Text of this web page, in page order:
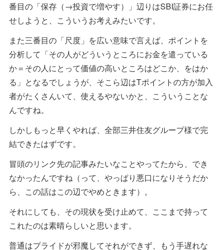
番目の「保存（→投資で増やす）」辺りはSBI証券にお任
せしようと、こういうお考えみたいです。
また三番目の「尺度」を広い意味で言えば、ポイントを
分析して「その人がどういうところにお金を遣っている
か＝その人にとって価値の高いところはどこか、をはか
る」となるでしょうが、そこら辺はTポイントの方が加入
者がたくさんいて、使えるやないかと、こういうことな
んですね。
しかしもっと早くやれば、全部三井住友グループ様で完
結できたはずです。
冒頭のリンク先の記事みたいなことやってたから、でき
なかったんですね（って、やっぱり悪口になりそうだか
ら、この話はこの辺でやめときます）。
それにしても、その現状を受け止めて、ここまで持って
これたのは素晴らしいと思います。
普通はプライドが邪魔してそれができず、もう手遅れな